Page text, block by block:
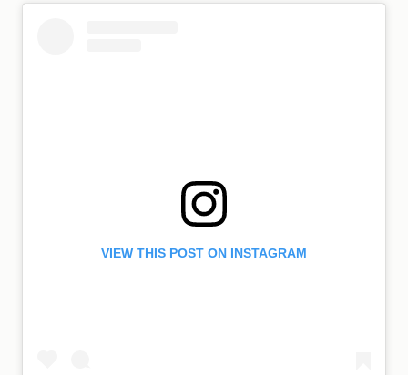
VIEW THIS POST ON INSTAGRAM